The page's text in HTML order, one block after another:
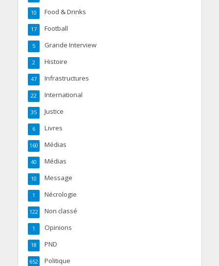
Food & Drinks
10
Football
17
Grande Interview
5
Histoire
2
Infrastructures
47
International
22
Justice
35
Livres
6
Médias
160
Médias
40
Message
10
Nécrologie
1
Non classé
122
Opinions
1
PND
18
Politique
652